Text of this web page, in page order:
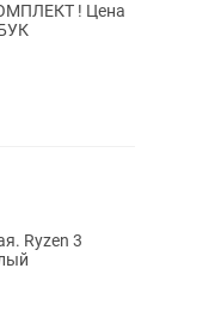
! Цена
Ryzen 3